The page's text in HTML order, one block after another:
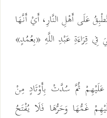
عَلَى أَهْلِ النَّارِ، أَيْ أَنَّهَا
فِي قِرَاءَةِ عَبْدِ اللَّهِ «بِعُمُدٍ»
ثُمَّ سُدَّتْ بِأَوْتَادٍ مِنْ
غَمُّهَا وَحَرُّهَا فَلَا يُفْتَحُ